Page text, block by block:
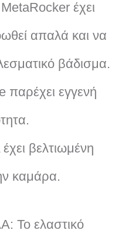
έχει
απαλά και να
βάδισμα.
παρέχει εγγενή
βελτιωμένη
καμάρα.
Το ελαστικό